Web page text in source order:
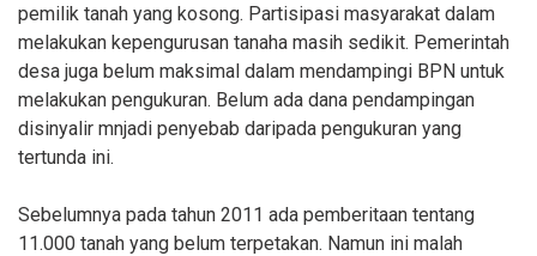
pemilik tanah yang kosong. Partisipasi masyarakat dalam
melakukan kepengurusan tanaha masih sedikit. Pemerintah
desa juga belum maksimal dalam mendampingi BPN untuk
melakukan pengukuran. Belum ada dana pendampingan
disinyalir mnjadi penyebab daripada pengukuran yang
tertunda ini.
Sebelumnya pada tahun 2011 ada pemberitaan tentang
11.000 tanah yang belum terpetakan. Namun ini malah